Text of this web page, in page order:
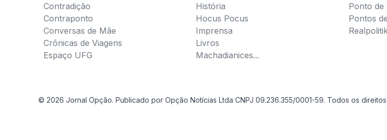
Contradição
Contraponto
Conversas de Mãe
Crônicas de Viagens
Espaço UFG
História
Hocus Pocus
Imprensa
Livros
Machadianices...
Ponto de
Pontos
© 2026 Jornal Opção. Publicado por Opção Notícias Ltda CNPJ 09.236.355/0001-59. Todos os